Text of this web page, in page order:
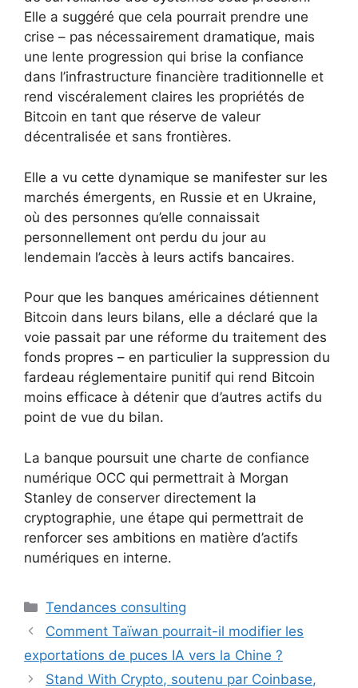
Elle a suggéré que cela pourrait prendre une
crise – pas nécessairement dramatique, mais
une lente progression qui brise la confiance
dans l’infrastructure financière traditionnelle et
rend viscéralement claires les propriétés de
Bitcoin en tant que réserve de valeur
décentralisée et sans frontières.
Elle a vu cette dynamique se manifester sur les
marchés émergents, en Russie et en Ukraine,
où des personnes qu’elle connaissait
personnellement ont perdu du jour au
lendemain l’accès à leurs actifs bancaires.
Pour que les banques américaines détiennent
Bitcoin dans leurs bilans, elle a déclaré que la
voie passait par une réforme du traitement des
fonds propres – en particulier la suppression du
fardeau réglementaire punitif qui rend Bitcoin
moins efficace à détenir que d’autres actifs du
point de vue du bilan.
La banque poursuit une charte de confiance
numérique OCC qui permettrait à Morgan
Stanley de conserver directement la
cryptographie, une étape qui permettrait de
renforcer ses ambitions en matière d’actifs
numériques en interne.
Catégories
Tendances consulting
Comment Taïwan pourrait-il modifier les
exportations de puces IA vers la Chine ?
Stand With Crypto, soutenu par Coinbase,